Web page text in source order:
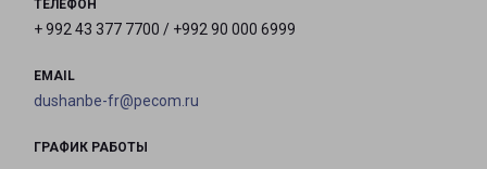
ТЕЛЕФОН
+ 992 43 377 7700 / +992 90 000 6999
EMAIL
dushanbe-fr@pecom.ru
ГРАФИК РАБОТЫ